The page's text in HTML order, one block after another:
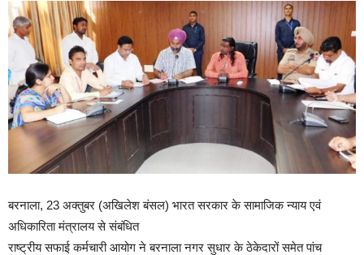
बरनाला, 23 अक्तुबर (अखिलेश बंसल) भारत सरकार के सामाजिक न्याय एवं
अधिकारिता मंत्रालय से संबंधित
राष्ट्रीय सफाई कर्मचारी आयोग ने बरनाला नगर सुधार के ठेकेदारों समेत पांच